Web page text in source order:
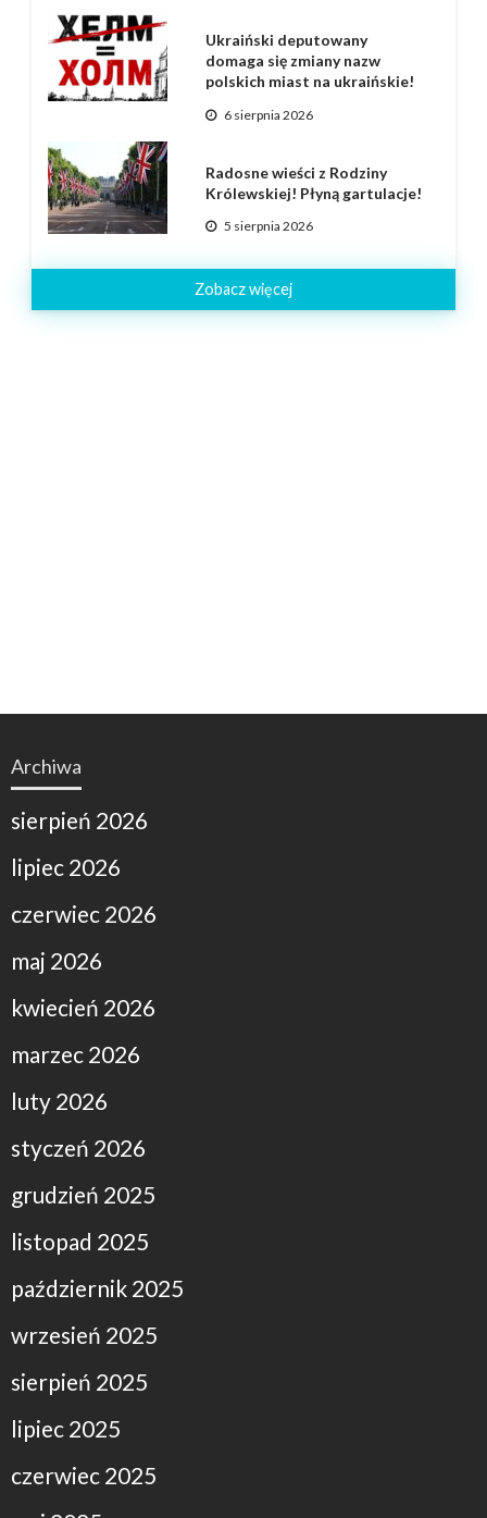
Ukraiński deputowany
domaga się zmiany nazw
polskich miast na ukraińskie!
6 sierpnia 2026
Radosne wieści z Rodziny
Królewskiej! Płyną gartulacje!
5 sierpnia 2026
Zobacz więcej
Archiwa
sierpień 2026
lipiec 2026
czerwiec 2026
maj 2026
kwiecień 2026
marzec 2026
luty 2026
styczeń 2026
grudzień 2025
listopad 2025
październik 2025
wrzesień 2025
sierpień 2025
lipiec 2025
czerwiec 2025